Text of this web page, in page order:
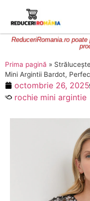
ReduceriRomania.ro
Prima pagină »
Mini Argintii Bardot,
octombrie 26, 2025
rochie mini argintie